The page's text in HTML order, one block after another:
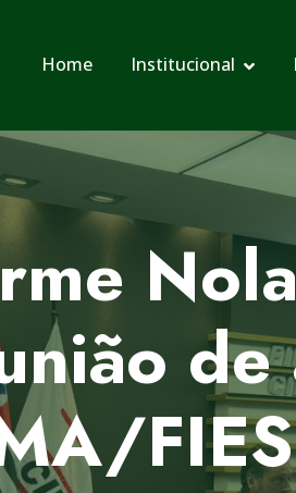
Home Institucional